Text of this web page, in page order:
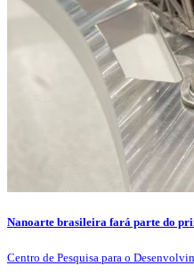
Nanoarte brasileira fará parte do
Centro de Pesquisa para o